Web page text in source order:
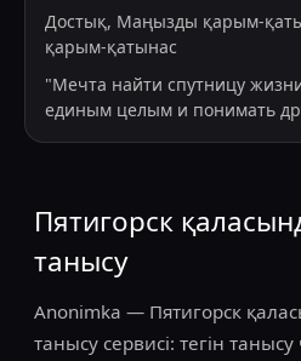
Достық, Маңызды қарым-
қарым-қатынас
"Мечта найти спутницу
единым целым и понимать
Пятигорск
танысу
Anonimka — Пятигорск
танысу сервисі: тегін